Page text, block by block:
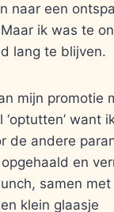
naar een
ik was te
lang te blijven.
mijn promotie
want
de andere
en
samen
klein glaasje